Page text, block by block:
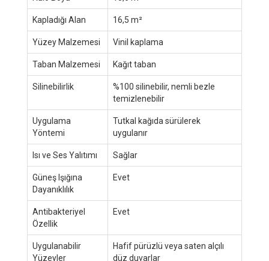
Kapladığı Alan 16,5 m²
Yüzey Malzemesi Vinil kaplama
Taban Malzemesi Kağıt taban
Silinebilirlik
%100 silinebilir, nemli bezle
temizlenebilir
Uygulama
Yöntemi
Tutkal kağıda sürülerek
uygulanır
Isı ve Ses Yalıtımı Sağlar
Güneş Işığına
Dayanıklılık
Evet
Antibakteriyel
Özellik
Evet
Uygulanabilir
Yüzeyler
Hafif pürüzlü veya saten alçılı
düz duvarlar